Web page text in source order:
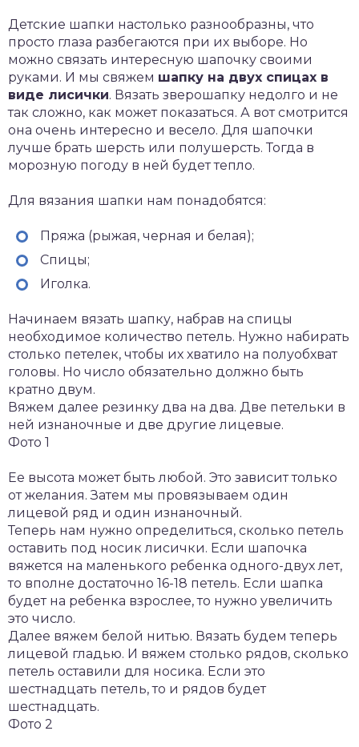
Детские шапки настолько разнообразны, что
просто глаза разбегаются при их выборе. Но
можно связать интересную шапочку своими
руками. И мы свяжем шапку на двух спицах в
виде лисички. Вязать зверошапку недолго и не
так сложно, как может показаться. А вот смотрится
она очень интересно и весело. Для шапочки
лучше брать шерсть или полушерсть. Тогда в
морозную погоду в ней будет тепло.
Для вязания шапки нам понадобятся:
Пряжа (рыжая, черная и белая);
Спицы;
Иголка.
Начинаем вязать шапку, набрав на спицы
необходимое количество петель. Нужно набирать
столько петелек, чтобы их хватило на полуобхват
головы. Но число обязательно должно быть
кратно двум.
Вяжем далее резинку два на два. Две петельки в
ней изнаночные и две другие лицевые.
Фото 1
Ее высота может быть любой. Это зависит только
от желания. Затем мы провязываем один
лицевой ряд и один изнаночный.
Теперь нам нужно определиться, сколько петель
оставить под носик лисички. Если шапочка
вяжется на маленького ребенка одного-двух лет,
то вполне достаточно 16-18 петель. Если шапка
будет на ребенка взрослее, то нужно увеличить
это число.
Далее вяжем белой нитью. Вязать будем теперь
лицевой гладью. И вяжем столько рядов, сколько
петель оставили для носика. Если это
шестнадцать петель, то и рядов будет
шестнадцать.
Фото 2